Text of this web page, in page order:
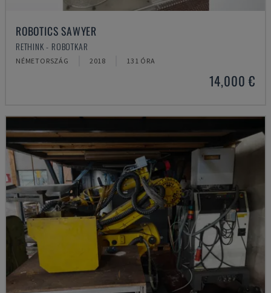
ROBOTICS SAWYER
RETHINK - ROBOTKAR
NÉMETORSZÁG 2018 131 ÓRA
14,000 €